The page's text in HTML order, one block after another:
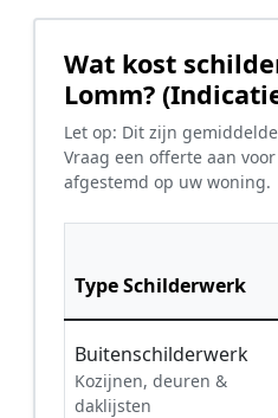
Wat kost
Lomm?
Let op: Dit zijn
Vraag een offerte aan
afgestemd op uw woning.
Type Schilderwerk
Buitenschilderwerk
Kozijnen, deuren &
daklijsten